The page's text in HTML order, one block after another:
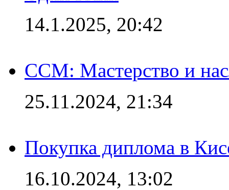
14.1.2025, 20:42
CCM: Мастерство и
25.11.2024, 21:34
Покупка диплома в
16.10.2024, 13:02